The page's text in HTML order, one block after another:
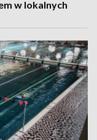
w lokalnych